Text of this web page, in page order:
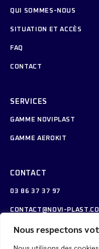
Nous respectons
QUI SOMMES-NOUS
SITUATION ET ACCÈS
FAQ
CONTACT
SERVICES
GAMME NOVIPLAST
GAMME AEROKIT
CONTACT
03 86 37 37 97
CONTACT@NOVI-
NOVIPLAST